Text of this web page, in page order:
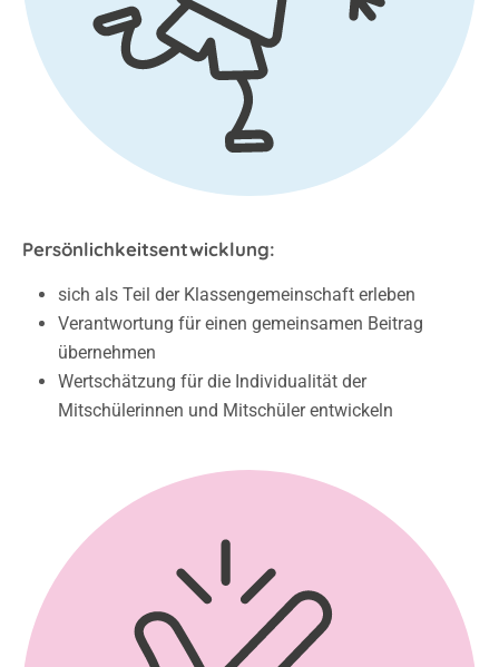
sich als Teil der Klassengemeinschaft erleben
Verantwortung für einen gemeinsamen Beitrag
übernehmen
Wertschätzung für die Individualität der
Mitschülerinnen und Mitschüler entwickeln